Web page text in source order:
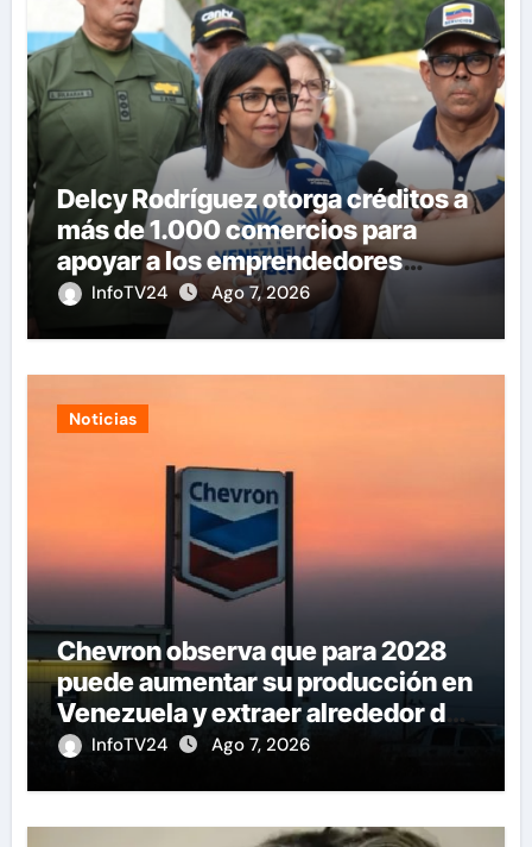
Delcy Rodríguez otorga créditos a
más de 1.000 comercios para
apoyar a los emprendedores
afectados por los terremotos
InfoTV24 Ago 7, 2026
Noticias
Chevron observa que para 2028
puede aumentar su producción en
Venezuela y extraer alrededor de
420.000 barriles diarios
InfoTV24 Ago 7, 2026